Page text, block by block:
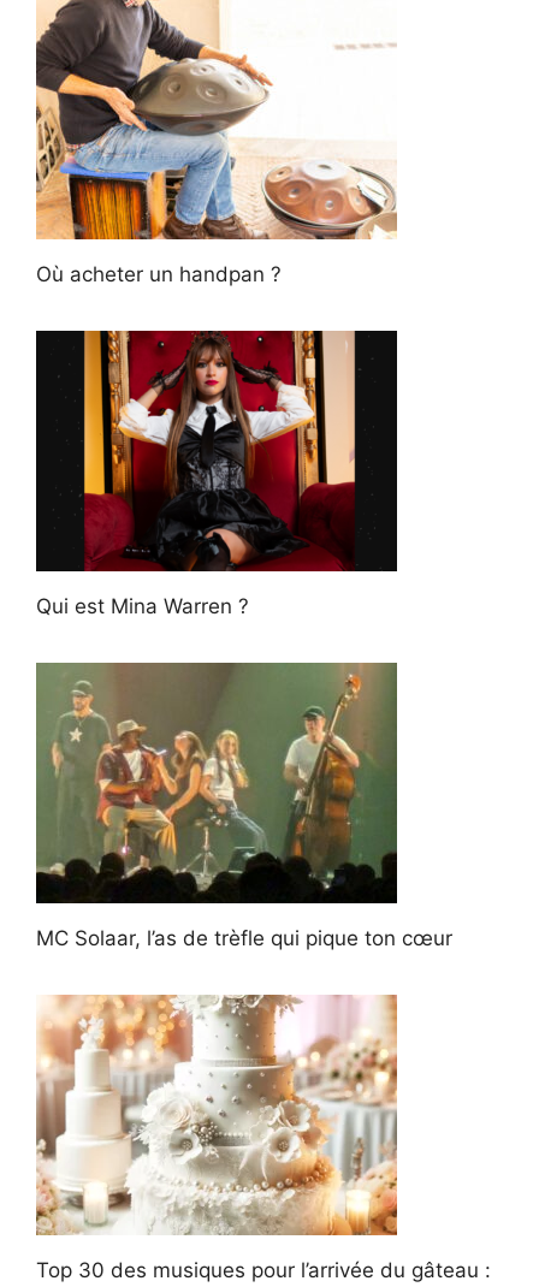
Où acheter un handpan ?
Qui est Mina Warren ?
MC Solaar, l’as de trèfle qui pique ton cœur
Top 30 des musiques pour l’arrivée du gâteau :